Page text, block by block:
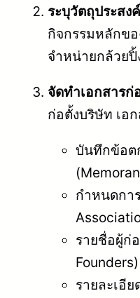
ระบุวัตถุประสงค์
กิจกรรมหลักข
จำหน่ายกล้วยปิ้
จัดทำเอกสารก่
ก่อตั้งบริษัท เอ
บันทึกข้อต
กำหนดกา
รายชื่อผู้ก่
Founders)
รายละเอี